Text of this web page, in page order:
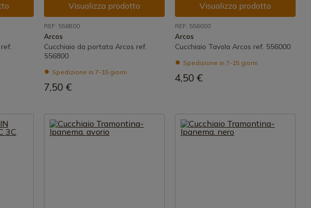
Visualizza prodotto
REF: 556800
Arcos
Cucchiaio da portata Arcos ref.
556800
Spedizione in 7-15 giorni
7,50 €
Visualizza prodotto
REF: 556000
Arcos
Cucchiaio Tavola Arcos ref. 556000
Spedizione in 7-15 giorni
4,50 €